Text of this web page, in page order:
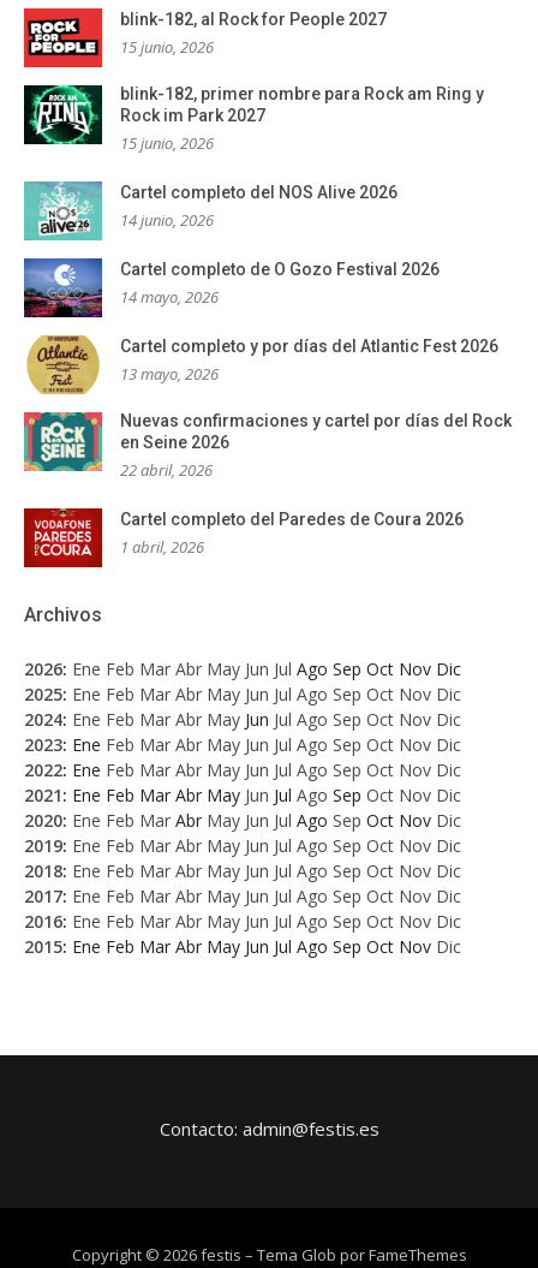
blink-182, al Rock for People 2027
15 junio, 2026
blink-182, primer nombre para Rock am Ring y
Rock im Park 2027
15 junio, 2026
Cartel completo del NOS Alive 2026
14 junio, 2026
Cartel completo de O Gozo Festival 2026
14 mayo, 2026
Cartel completo y por días del Atlantic Fest 2026
13 mayo, 2026
Nuevas confirmaciones y cartel por días del Rock
en Seine 2026
22 abril, 2026
Cartel completo del Paredes de Coura 2026
1 abril, 2026
Archivos
2026: Ene Feb Mar Abr May Jun Jul Ago Sep Oct Nov Dic
2025: Ene Feb Mar Abr May Jun Jul Ago Sep Oct Nov Dic
2024: Ene Feb Mar Abr May Jun Jul Ago Sep Oct Nov Dic
2023: Ene Feb Mar Abr May Jun Jul Ago Sep Oct Nov Dic
2022: Ene Feb Mar Abr May Jun Jul Ago Sep Oct Nov Dic
2021: Ene Feb Mar Abr May Jun Jul Ago Sep Oct Nov Dic
2020: Ene Feb Mar Abr May Jun Jul Ago Sep Oct Nov Dic
2019: Ene Feb Mar Abr May Jun Jul Ago Sep Oct Nov Dic
2018: Ene Feb Mar Abr May Jun Jul Ago Sep Oct Nov Dic
2017: Ene Feb Mar Abr May Jun Jul Ago Sep Oct Nov Dic
2016: Ene Feb Mar Abr May Jun Jul Ago Sep Oct Nov Dic
2015: Ene Feb Mar Abr May Jun Jul Ago Sep Oct Nov Dic
Contacto: admin@festis.es
Copyright © 2026 festis – Tema Glob porFameThemes